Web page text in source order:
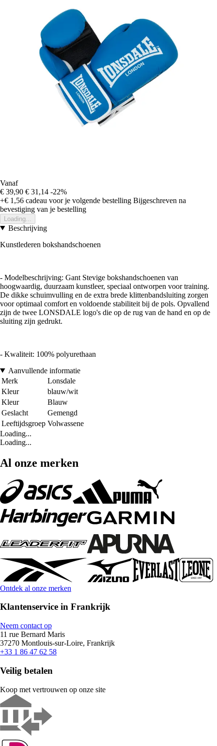
Vanaf
€ 39,90 € 31,14 -22%
+€ 1,56 cadeau voor je volgende bestelling Bijgeschreven na
bevestiging van je bestelling
Loading...
Beschrijving
Kunstlederen bokshandschoenen
- Modelbeschrijving: Gant Stevige bokshandschoenen van
hoogwaardig, duurzaam kunstleer, speciaal ontworpen voor training.
De dikke schuimvulling en de extra brede klittenbandsluiting zorgen
voor optimaal comfort en voldoende stabiliteit bij de pols. Opvallend
zijn de twee LONSDALE logo's die op de rug van de hand en op de
sluiting zijn gedrukt.
- Kwaliteit: 100% polyurethaan
Aanvullende informatie
Merk
Lonsdale
Kleur
blauw/wit
Kleur
Blauw
Geslacht
Gemengd
Leeftijdsgroep Volwassene
Loading...
Loading...
Al onze merken
Ontdek al onze merken
Klantenservice in Frankrijk
Neem contact op
11 rue Bernard Maris
37270 Montlouis-sur-Loire, Frankrijk
+33 1 86 47 62 58
Veilig betalen
Koop met vertrouwen op onze site